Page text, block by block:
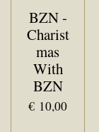
BZN -
Charist
mas
With
BZN
€ 10,00